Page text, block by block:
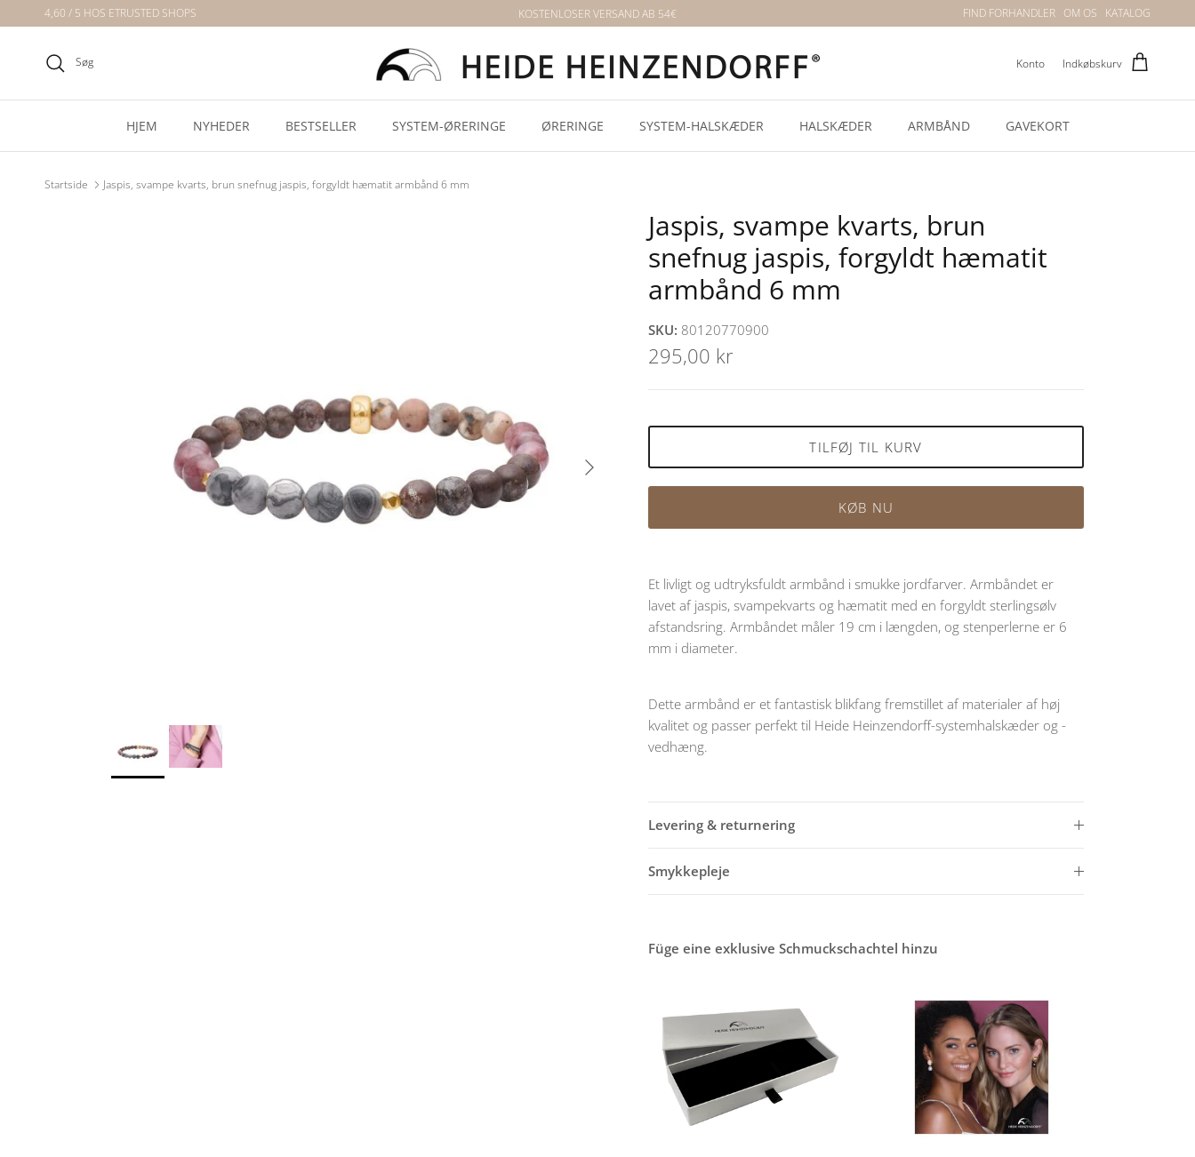
Gå direkte til indholdet
4,60 / 5 HOS ETRUSTED SHOPS KOSTENLOSER VERSAND AB 54€ FIND FORHANDLER OM OS KATALOG
Søg Konto Indkøbskurv
HJEM NYHEDER BESTSELLER SYSTEM-ØRERINGE ØRERINGE SYSTEM-HALSKÆDER HALSKÆDER ARMBÅND GAVEKORT
Startside Jaspis, svampe kvarts, brun snefnug jaspis, forgyldt hæmatit armbånd 6 mm
Næste
Jaspis, svampe kvarts, brun
snefnug jaspis, forgyldt hæmatit
armbånd 6 mm
SKU: 80120770900
295,00 kr
TILFØJ TIL KURV
KØB NU
Et livligt og udtryksfuldt armbånd i smukke jordfarver. Armbåndet er
lavet af jaspis, svampekvarts og hæmatit med en forgyldt sterlingsølv
afstandsring. Armbåndet måler 19 cm i længden, og stenperlerne er 6
mm i diameter.
Dette armbånd er et fantastisk blikfang fremstillet af materialer af høj
kvalitet og passer perfekt til Heide Heinzendorff-systemhalskæder og -
vedhæng.
Levering & returnering
Smykkepleje
Füge eine exklusive Schmuckschachtel hinzu